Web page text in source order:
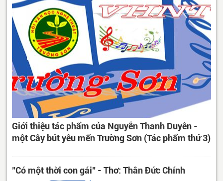
Giới thiệu tác phẩm của Nguyễn Thanh Duyên -
một Cây bút yêu mến Trường Sơn (Tác phẩm thứ 3)
"Có một thời con gái" - Thơ: Thân Đức Chính